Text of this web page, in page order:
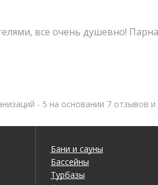
все очень душевно!
о Сауна Берег (Riva)
и внимательный,
- 5 на основании 7 отзывов
Бани и сауны
Бассейны
Турбазы